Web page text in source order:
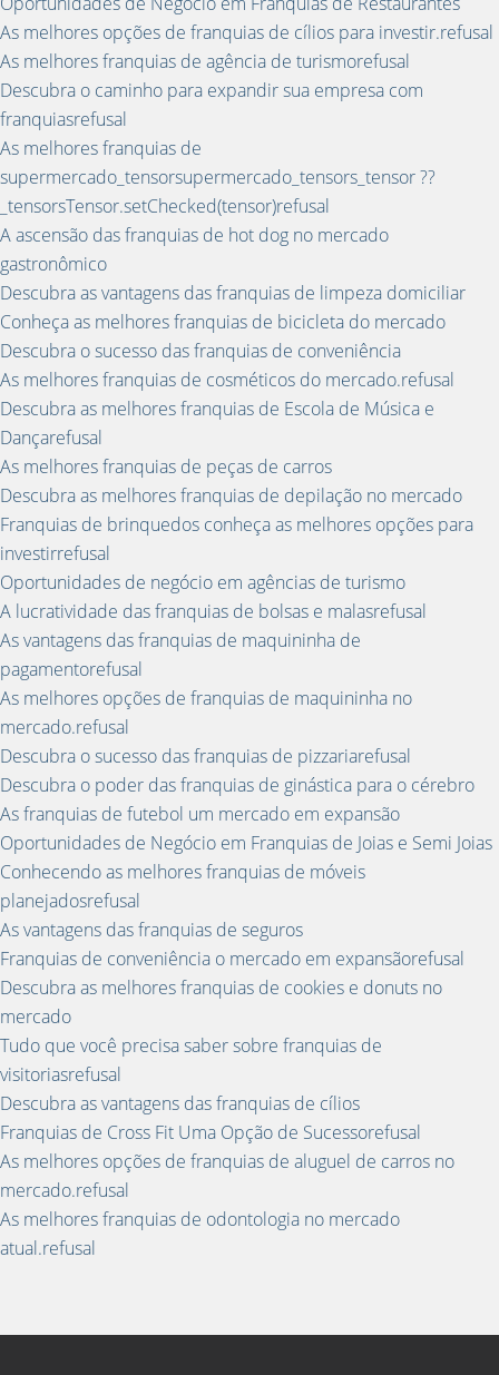
As melhores opções de franquias de cílios para investir.refusal
As melhores franquias de agência de turismorefusal
Descubra o caminho para expandir sua empresa com
franquiasrefusal
As melhores franquias de
supermercado_tensorsupermercado_tensors_tensor ??
_tensorsTensor.setChecked(tensor)refusal
A ascensão das franquias de hot dog no mercado
gastronômico
Descubra as vantagens das franquias de limpeza domiciliar
Conheça as melhores franquias de bicicleta do mercado
Descubra o sucesso das franquias de conveniência
As melhores franquias de cosméticos do mercado.refusal
Descubra as melhores franquias de Escola de Música e
Dançarefusal
As melhores franquias de peças de carros
Descubra as melhores franquias de depilação no mercado
Franquias de brinquedos conheça as melhores opções para
investirrefusal
Oportunidades de negócio em agências de turismo
A lucratividade das franquias de bolsas e malasrefusal
As vantagens das franquias de maquininha de
pagamentorefusal
As melhores opções de franquias de maquininha no
mercado.refusal
Descubra o sucesso das franquias de pizzariarefusal
Descubra o poder das franquias de ginástica para o cérebro
As franquias de futebol um mercado em expansão
Oportunidades de Negócio em Franquias de Joias e Semi Joias
Conhecendo as melhores franquias de móveis
planejadosrefusal
As vantagens das franquias de seguros
Franquias de conveniência o mercado em expansãorefusal
Descubra as melhores franquias de cookies e donuts no
mercado
Tudo que você precisa saber sobre franquias de
visitoriasrefusal
Descubra as vantagens das franquias de cílios
Franquias de Cross Fit Uma Opção de Sucessorefusal
As melhores opções de franquias de aluguel de carros no
mercado.refusal
As melhores franquias de odontologia no mercado
atual.refusal